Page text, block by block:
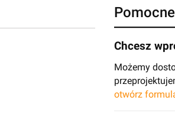
Chcesz
Możemy
otwórz